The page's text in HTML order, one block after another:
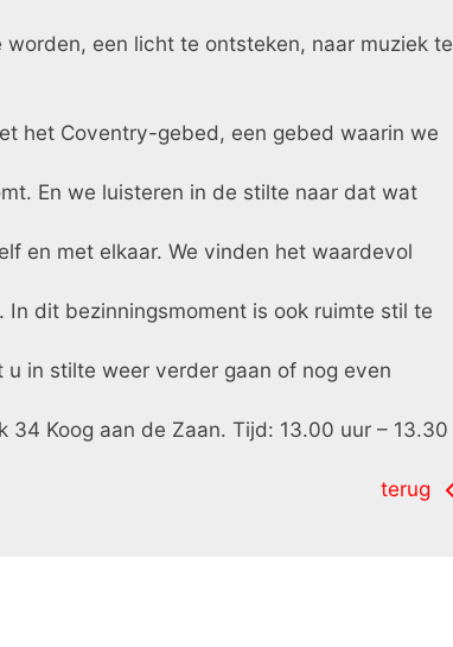
een licht te ontsteken, naar muziek te
het Coventry-gebed, een gebed waarin we
En we luisteren in de stilte naar dat wat
en met elkaar. We vinden het waardevol
dit bezinningsmoment is ook ruimte stil te
in stilte weer verder gaan of nog even
34 Koog aan de Zaan. Tijd: 13.00 uur – 13.30
terug